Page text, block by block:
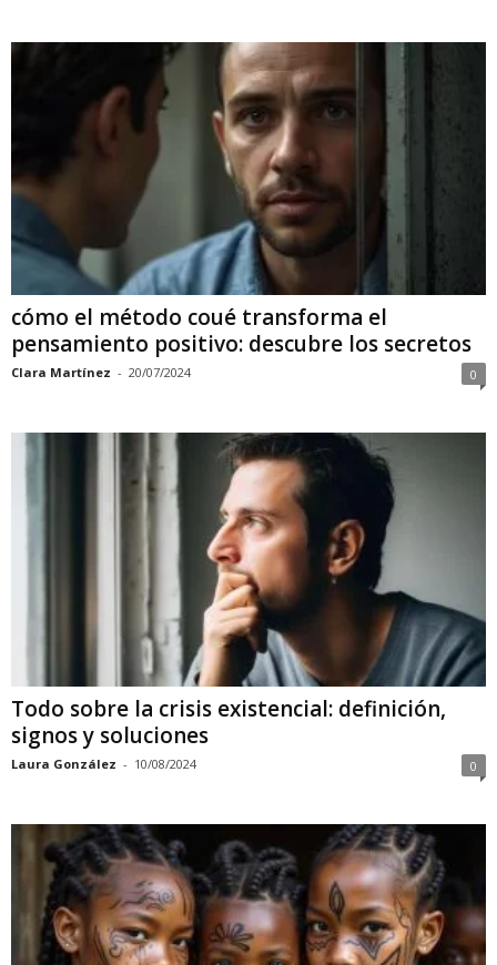
cómo el método coué transforma el
pensamiento positivo: descubre los secretos
Clara Martínez - 20/07/2024 0
Todo sobre la crisis existencial: definición,
signos y soluciones
Laura González - 10/08/2024 0